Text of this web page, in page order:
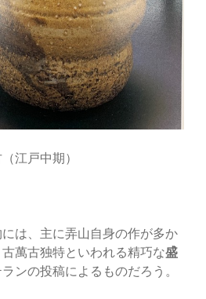
戸中期）
は、主に弄山自身の作が多か
萬古独特といわれる精巧な盛
ンの投稿によるものだろう。